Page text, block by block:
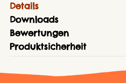
Details
Downloads
Bewertungen
Produktsicherheit